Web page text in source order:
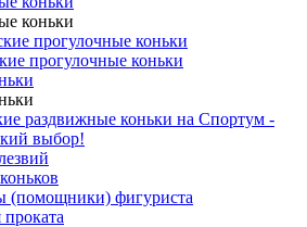
коньки
прогулочные коньки
прогулочные коньки
раздвижные коньки на Спортум -
выбор!
(помощники) фигуриста